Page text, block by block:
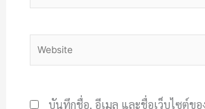
บันทึกชื่อ, อีเมล และชื่อเว็บไซต์ข